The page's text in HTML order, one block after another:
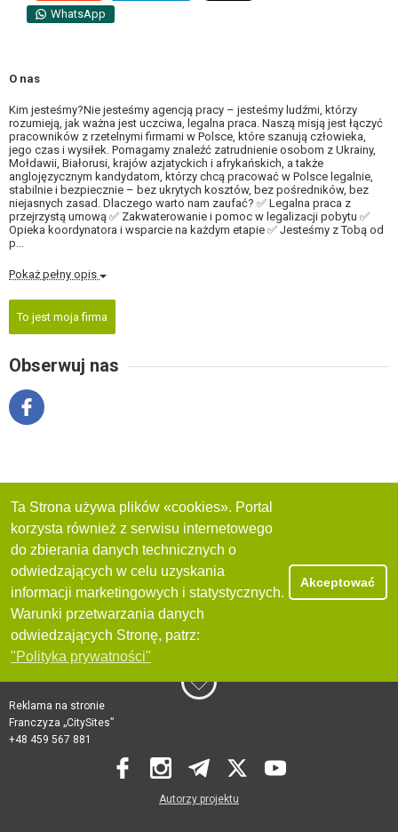
WhatsApp
O nas
Kim jesteśmy?Nie jesteśmy agencją pracy – jesteśmy ludźmi, którzy
rozumieją, jak ważna jest uczciwa, legalna praca. Naszą misją jest łączyć
pracowników z rzetelnymi firmami w Polsce, które szanują człowieka,
jego czas i wysiłek. Pomagamy znaleźć zatrudnienie osobom z Ukrainy,
Mołdawii, Białorusi, krajów azjatyckich i afrykańskich, a także
anglojęzycznym kandydatom, którzy chcą pracować w Polsce legalnie,
stabilnie i bezpiecznie – bez ukrytych kosztów, bez pośredników, bez
niejasnych zasad. Dlaczego warto nam zaufać? ✅ Legalna praca z
przejrzystą umową ✅ Zakwaterowanie i pomoc w legalizacji pobytu ✅
Opieka koordynatora i wsparcie na każdym etapie ✅ Jesteśmy z Tobą od
p...
Pokaż pełny opis
To jest moja firma
Obserwuj nas
Ta Strona używa plików «cookies». Portal
korzysta również z serwisu internetowego
do zbierania danych technicznych o
odwiedzających w celu uzyskania
informacji marketingowych i statystycznych.
Warunki przetwarzania danych
odwiedzających Stronę, patrz:
"Polityka prywatności"
Akceptować
Reklama na stronie
Franczyza „CitySites”
+48 459 567 881
Autorzy projektu